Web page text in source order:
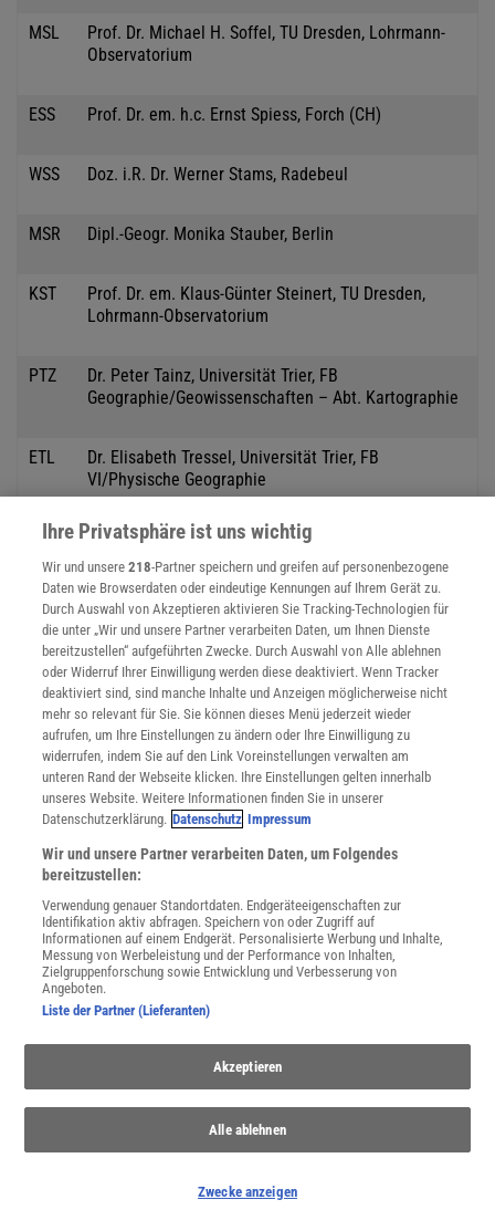
MSL
Prof. Dr. Michael H. Soffel, TU Dresden, Lohrmann-
Observatorium
ESS Prof. Dr. em. h.c. Ernst Spiess, Forch (CH)
WSS Doz. i.R. Dr. Werner Stams, Radebeul
MSR Dipl.-Geogr. Monika Stauber, Berlin
KST
Prof. Dr. em. Klaus-Günter Steinert, TU Dresden,
Lohrmann-Observatorium
PTZ
Dr. Peter Tainz, Universität Trier, FB
Geographie/Geowissenschaften – Abt. Kartographie
ETL
Dr. Elisabeth Tressel, Universität Trier, FB
VI/Physische Geographie
AUE
Dr. Anne-Dore Uthe, Institut für Stadtentwicklung und
Wohnen des Landes Brandenburg, Frankfurt/Oder
GVS Dr.-Ing. Georg Vickus, Hildesheim
WWR
Dipl.-Geogr. Wilfried Weber, Universität Trier, FB
Geographie/Geowissenschaften – Abt. Kartographie
IWT
Prof. Dr. Ingeborg Wilfert, TU Dresden, Institut für
Kartographie
HWL Dr. Hagen Will, Gießen
DWF Dipl.-Ing. Detlef Wolff, Leverkusen
SCHREIBEN SIE UNS!
Wenn Sie inhaltliche Anmerkungen zu diesem Artikel haben,
per E-Mail
Zuschrift, bitten jedoch um Verständnis, dass wir nicht jede
Ihre Privatsphäre ist uns wichtig
Wir und unsere218-Partner speichern und greifen auf personenbezogene
Daten wie Browserdaten oder eindeutige Kennungen auf Ihrem Gerät zu.
Durch Auswahl von Akzeptieren aktivieren Sie Tracking-Technologien für
die unter „Wir und unsere Partner verarbeiten Daten, um Ihnen Dienste
bereitzustellen“ aufgeführten Zwecke. Durch Auswahl von Alle ablehnen
oder Widerruf Ihrer Einwilligung werden diese deaktiviert. Wenn Tracker
deaktiviert sind, sind manche Inhalte und Anzeigen möglicherweise nicht
mehr so relevant für Sie. Sie können dieses Menü jederzeit wieder
aufrufen, um Ihre Einstellungen zu ändern oder Ihre Einwilligung zu
widerrufen, indem Sie auf den Link Voreinstellungen verwalten am
unteren Rand der Webseite klicken. Ihre Einstellungen gelten innerhalb
unseres Website. Weitere Informationen finden Sie in unserer
Datenschutzerklärung. Datenschutz Impressum
Wir und unsere Partner verarbeiten Daten, um Folgendes
bereitzustellen:
Verwendung genauer Standortdaten. Endgeräteeigenschaften zur
Identifikation aktiv abfragen. Speichern von oder Zugriff auf
Informationen auf einem Endgerät. Personalisierte Werbung und Inhalte,
Messung von Werbeleistung und der Performance von Inhalten,
Zielgruppenforschung sowie Entwicklung und Verbesserung von
Angeboten.
Liste der Partner (Lieferanten)
Akzeptieren
Alle ablehnen
Zwecke anzeigen